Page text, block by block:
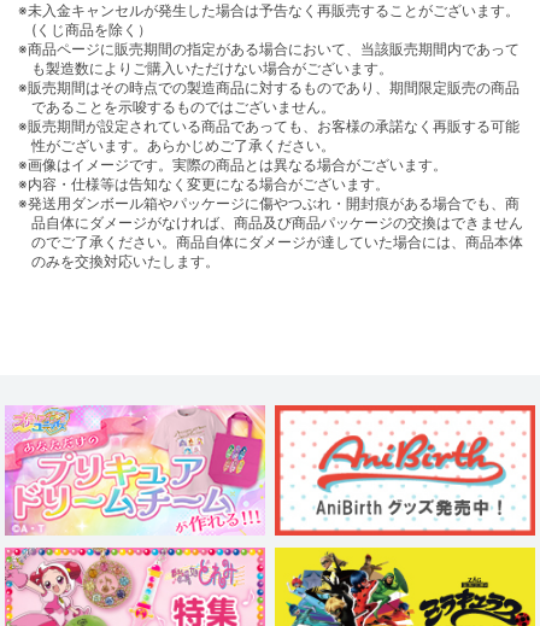
※未入金キャンセルが発生した場合は予告なく再販売することがございます。
(くじ商品を除く）
※商品ページに販売期間の指定がある場合において、当該販売期間内であって
も製造数によりご購入いただけない場合がございます。
※販売期間はその時点での製造商品に対するものであり、期間限定販売の商品
であることを示唆するものではございません。
※販売期間が設定されている商品であっても、お客様の承諾なく再販する可能
性がございます。あらかじめご了承ください。
※画像はイメージです。実際の商品とは異なる場合がございます。
※内容・仕様等は告知なく変更になる場合がございます。
※発送用ダンボール箱やパッケージに傷やつぶれ・開封痕がある場合でも、商
品自体にダメージがなければ、商品及び商品パッケージの交換はできません
のでご了承ください。商品自体にダメージが達していた場合には、商品本体
のみを交換対応いたします。